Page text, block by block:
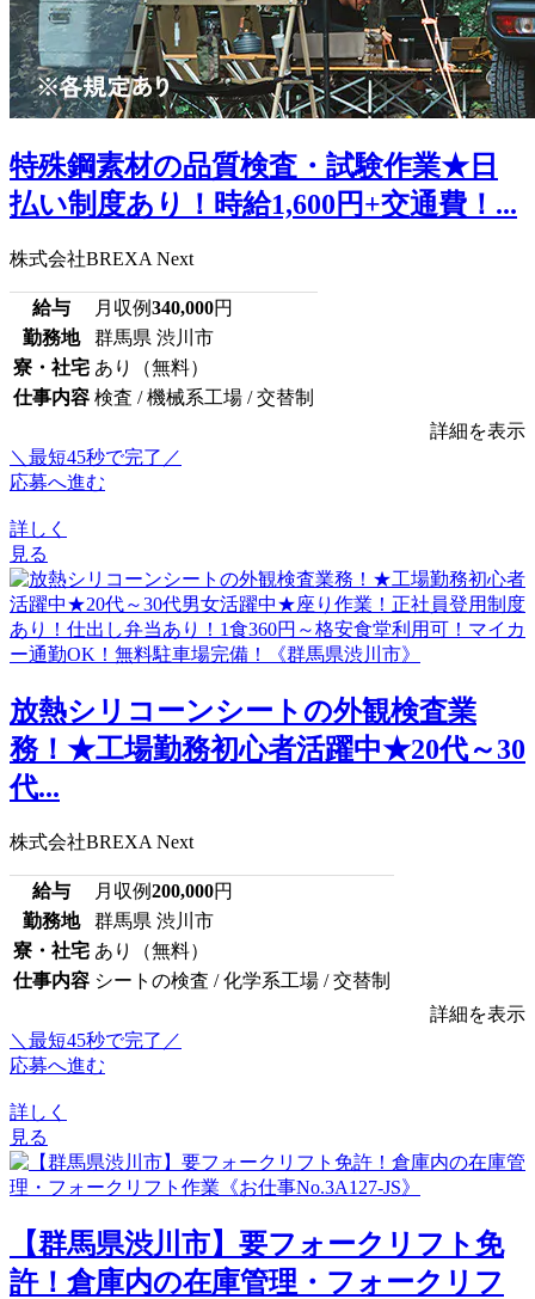
特殊鋼素材の品質検査・試験作業★日
払い制度あり！時給1,600円+交通費！...
株式会社BREXA Next
給与 月収例340,000円
勤務地
群馬県 渋川市
寮・社宅 あり（無料）
仕事内容 検査 / 機械系工場 / 交替制
詳細を表示
＼最短45秒で完了／
応募へ進む
詳しく
見る
放熱シリコーンシートの外観検査業
務！★工場勤務初心者活躍中★20代～30
代...
株式会社BREXA Next
給与 月収例200,000円
勤務地
群馬県 渋川市
寮・社宅 あり（無料）
仕事内容 シートの検査 / 化学系工場 / 交替制
詳細を表示
＼最短45秒で完了／
応募へ進む
詳しく
見る
【群馬県渋川市】要フォークリフト免
許！倉庫内の在庫管理・フォークリフ